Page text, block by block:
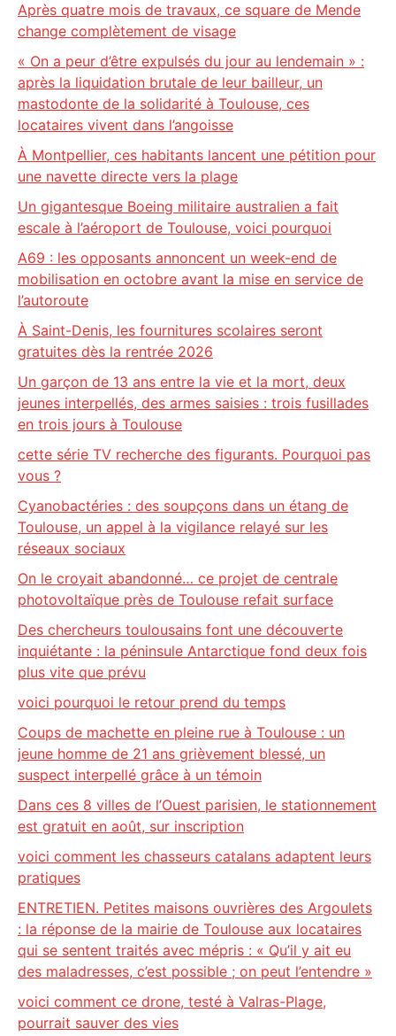
Après quatre mois de travaux, ce square de Mende
change complètement de visage
« On a peur d’être expulsés du jour au lendemain » :
après la liquidation brutale de leur bailleur, un
mastodonte de la solidarité à Toulouse, ces
locataires vivent dans l’angoisse
À Montpellier, ces habitants lancent une pétition pour
une navette directe vers la plage
Un gigantesque Boeing militaire australien a fait
escale à l’aéroport de Toulouse, voici pourquoi
A69 : les opposants annoncent un week-end de
mobilisation en octobre avant la mise en service de
l’autoroute
À Saint-Denis, les fournitures scolaires seront
gratuites dès la rentrée 2026
Un garçon de 13 ans entre la vie et la mort, deux
jeunes interpellés, des armes saisies : trois fusillades
en trois jours à Toulouse
cette série TV recherche des figurants. Pourquoi pas
vous ?
Cyanobactéries : des soupçons dans un étang de
Toulouse, un appel à la vigilance relayé sur les
réseaux sociaux
On le croyait abandonné… ce projet de centrale
photovoltaïque près de Toulouse refait surface
Des chercheurs toulousains font une découverte
inquiétante : la péninsule Antarctique fond deux fois
plus vite que prévu
voici pourquoi le retour prend du temps
Coups de machette en pleine rue à Toulouse : un
jeune homme de 21 ans grièvement blessé, un
suspect interpellé grâce à un témoin
Dans ces 8 villes de l’Ouest parisien, le stationnement
est gratuit en août, sur inscription
voici comment les chasseurs catalans adaptent leurs
pratiques
ENTRETIEN. Petites maisons ouvrières des Argoulets
: la réponse de la mairie de Toulouse aux locataires
qui se sentent traités avec mépris : « Qu’il y ait eu
des maladresses, c’est possible ; on peut l’entendre »
voici comment ce drone, testé à Valras-Plage,
pourrait sauver des vies